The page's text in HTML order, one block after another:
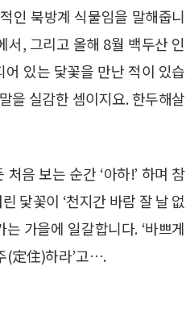
인 북방계 식물임을 말해줍니
, 그리고 올해 8월 백두산 인
어 있는 닻꽃을 만난 적이 있습
을 실감한 셈이지요. 한두해살
음 보는 순간 ‘아하!’ 하며 참
닻꽃이 ‘천지간 바람 잘 날 없
가을에 일갈합니다. ‘바쁘게
(定住)하라’고….